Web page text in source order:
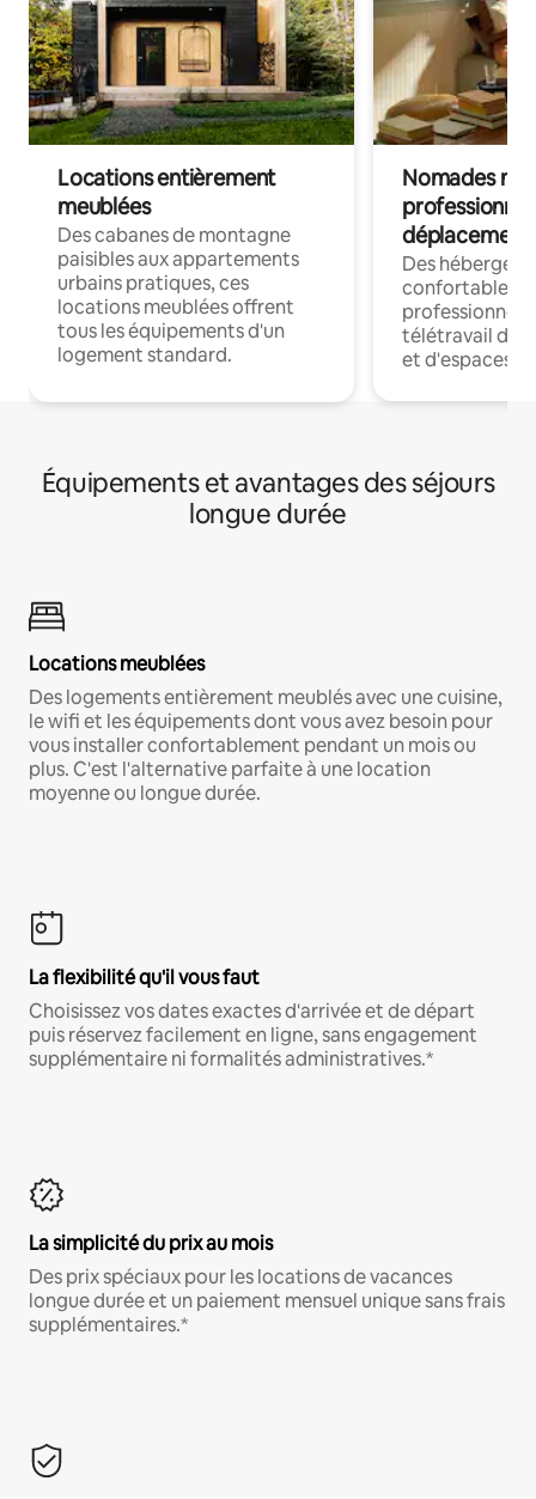
Locations entièrement
meublées
Des cabanes de montagne
paisibles aux appartements
urbains pratiques, ces
locations meublées offrent
tous les équipements d'un
logement standard.
Nomades
déplacement
Des
confortables
professionnels
télétravail
et d'espaces
Équipements et avantages des séjours
longue durée
Locations meublées
Des logements entièrement meublés avec une cuisine,
le wifi et les équipements dont vous avez besoin pour
vous installer confortablement pendant un mois ou
plus. C'est l'alternative parfaite à une location
moyenne ou longue durée.
La flexibilité qu'il vous faut
Choisissez vos dates exactes d'arrivée et de départ
puis réservez facilement en ligne, sans engagement
supplémentaire ni formalités administratives.*
La simplicité du prix au mois
Des prix spéciaux pour les locations de vacances
longue durée et un paiement mensuel unique sans frais
supplémentaires.*